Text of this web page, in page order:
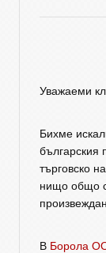
Уважаеми
Бихме
българския
търговско
нищо общо
В Борола